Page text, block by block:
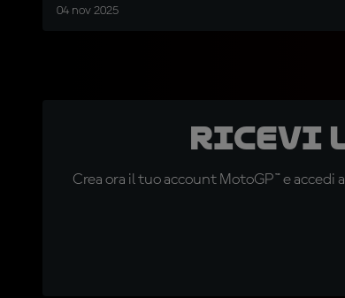
04 nov 2025
Ricevi
Crea ora il tuo account MotoGP™ e